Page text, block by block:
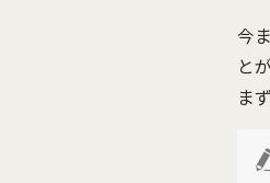
今
と
ま